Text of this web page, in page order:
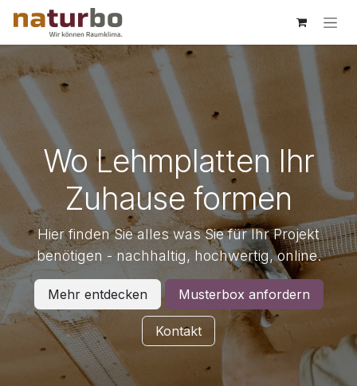
Skip to Content
Wo Lehmplatten Ihr
Zuhause formen
Hier finden Sie alles was Sie für Ihr Projekt
benötigen - nachhaltig, hochwertig, online.
Mehr entdecken Musterbox anfordern
Kontakt